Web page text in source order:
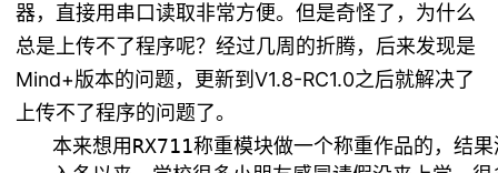
器，直接用串口读取非常方便。但是奇怪了，为什么
总是上传不了程序呢？经过几周的折腾，后来发现是
Mind+版本的问题，更新到V1.8-RC1.0之后就解决了
上传不了程序的问题了。
本来想用RX711称重模块做一个称重作品的，结果